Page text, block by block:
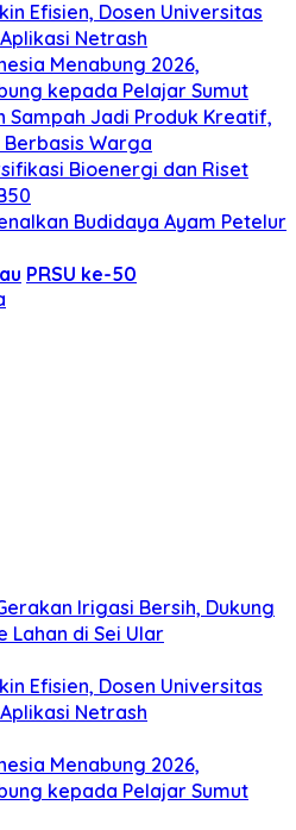
Efisien, Dosen Universitas
Netrash
Menabung 2026,
kepada Pelajar Sumut
Sampah Jadi Produk Kreatif,
Warga
Bioenergi dan Riset
Budidaya Ayam Petelur
PRSU ke-50
Irigasi Bersih, Dukung
Lahan di Sei Ular
Efisien, Dosen Universitas
Netrash
Menabung 2026,
kepada Pelajar Sumut